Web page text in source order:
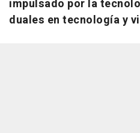
impulsado por la
duales en tecnología y